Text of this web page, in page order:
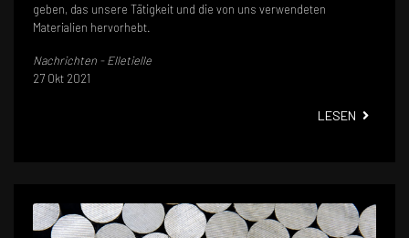
geben, das unsere Tätigkeit und die von uns verwendeten
Materialien hervorhebt.
Nachrichten - Elletielle
27 Okt 2021
LESEN